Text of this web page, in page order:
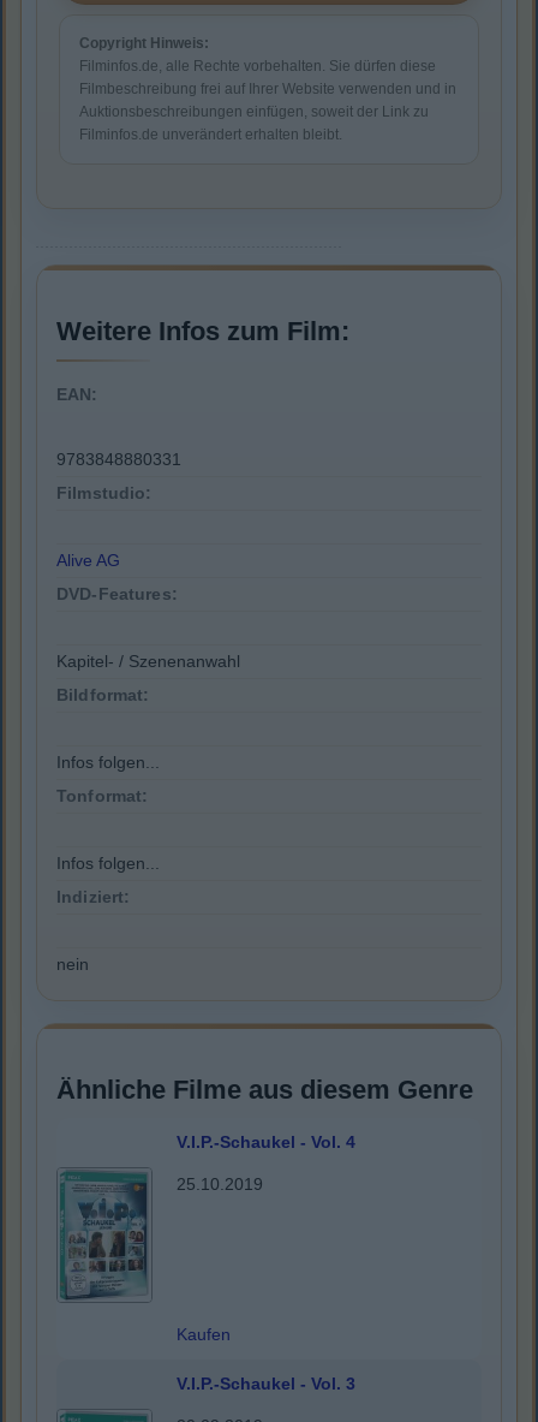
Copyright Hinweis:
Filminfos.de, alle Rechte vorbehalten. Sie dürfen diese
Filmbeschreibung frei auf Ihrer Website verwenden und in
Auktionsbeschreibungen einfügen, soweit der Link zu
Filminfos.de unverändert erhalten bleibt.
Weitere Infos zum Film:
EAN:
9783848880331
Filmstudio:
Alive AG
DVD-Features:
Kapitel- / Szenenanwahl
Bildformat:
Infos folgen...
Tonformat:
Infos folgen...
Indiziert:
nein
Ähnliche Filme aus diesem Genre
V.I.P.-Schaukel - Vol. 4
25.10.2019
Kaufen
V.I.P.-Schaukel - Vol. 3